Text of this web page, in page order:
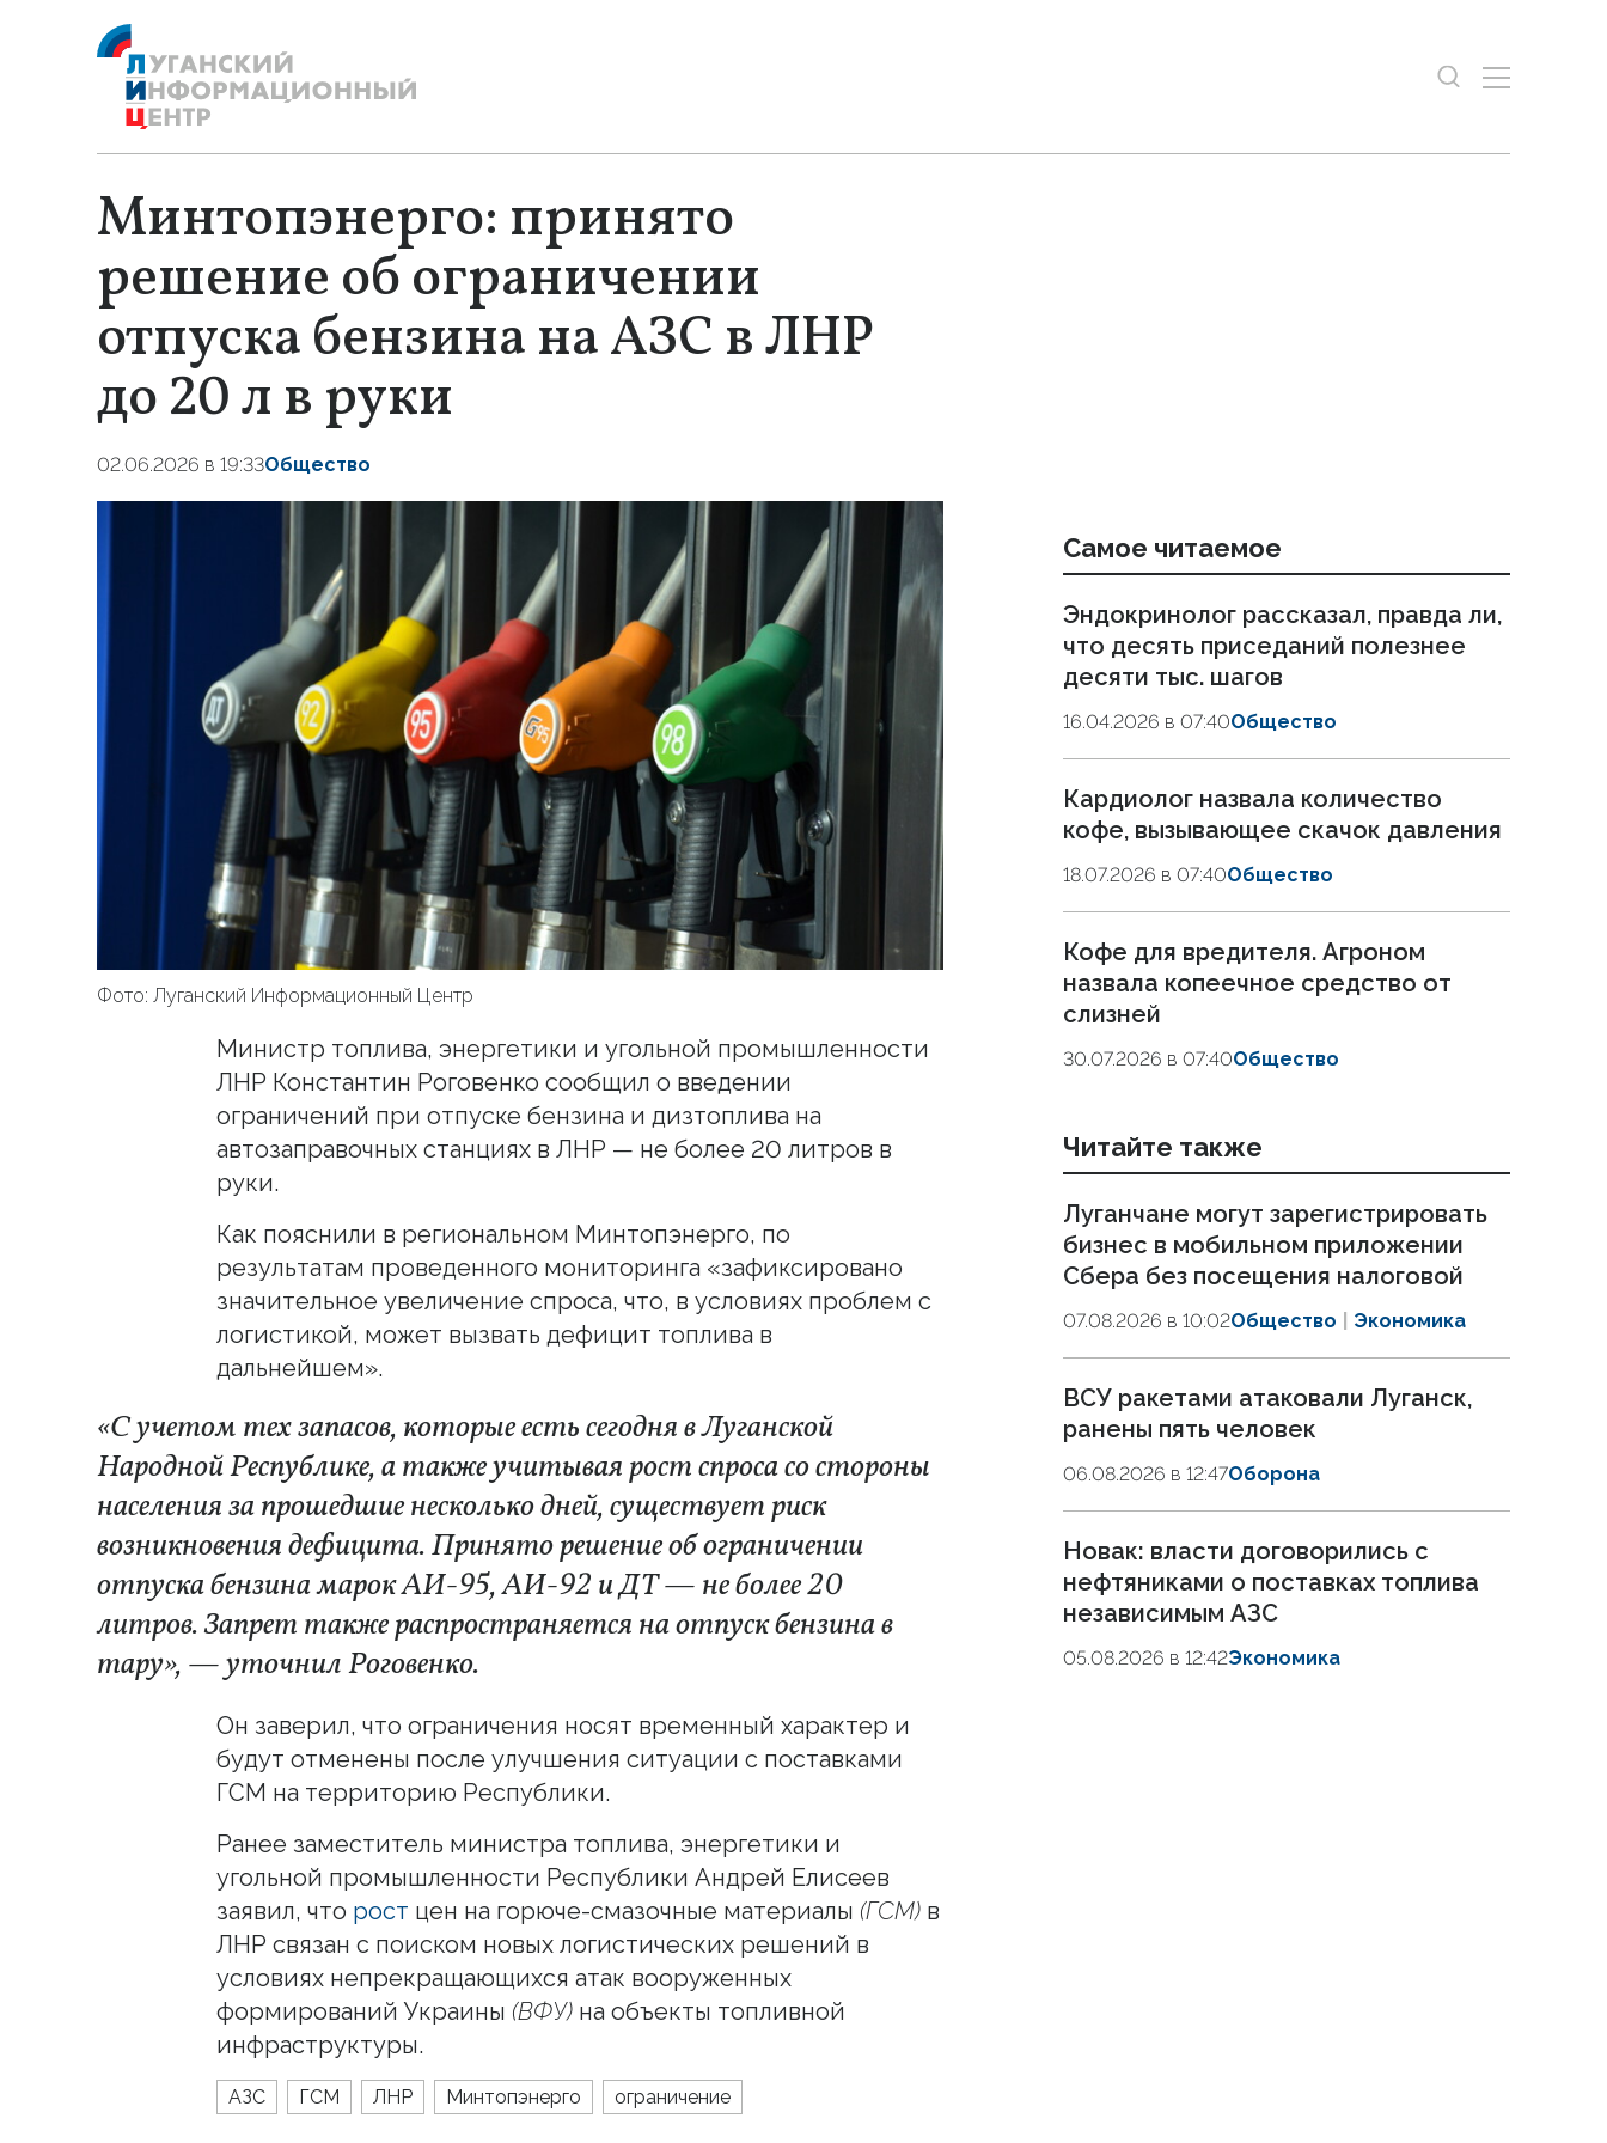
Минтопэнерго: принято
решение об ограничении
отпуска бензина на АЗС в ЛНР
до 20 л в руки
02.06.2026 в 19:33Общество
Фото: Луганский Информационный Центр
Министр топлива, энергетики и угольной промышленности
ЛНР Константин Роговенко сообщил о введении
ограничений при отпуске бензина и дизтоплива на
автозаправочных станциях в ЛНР — не более 20 литров в
руки.
Как пояснили в региональном Минтопэнерго, по
результатам проведенного мониторинга «зафиксировано
значительное увеличение спроса, что, в условиях проблем с
логистикой, может вызвать дефицит топлива в
дальнейшем».
«С учетом тех запасов, которые есть сегодня в Луганской
Народной Республике, а также учитывая рост спроса со стороны
населения за прошедшие несколько дней, существует риск
возникновения дефицита. Принято решение об ограничении
отпуска бензина марок АИ-95, АИ-92 и ДТ — не более 20
литров. Запрет также распространяется на отпуск бензина в
тару», — уточнил Роговенко.
Он заверил, что ограничения носят временный характер и
будут отменены после улучшения ситуации с поставками
ГСМ на территорию Республики.
Ранее заместитель министра топлива, энергетики и
угольной промышленности Республики Андрей Елисеев
заявил, что рост цен на горюче-смазочные материалы (ГСМ) в
ЛНР связан с поиском новых логистических решений в
условиях непрекращающихся атак вооруженных
формирований Украины (ВФУ) на объекты топливной
инфраструктуры.
АЗС ГСМ ЛНР Минтопэнерго ограничение
Самое читаемое
Эндокринолог рассказал, правда ли,
что десять приседаний полезнее
десяти тыс. шагов
16.04.2026 в 07:40Общество
Кардиолог назвала количество
кофе, вызывающее скачок давления
18.07.2026 в 07:40Общество
Кофе для вредителя. Агроном
назвала копеечное средство от
слизней
30.07.2026 в 07:40Общество
Читайте также
Луганчане могут зарегистрировать
бизнес в мобильном приложении
Сбера без посещения налоговой
07.08.2026 в 10:02Общество Экономика
ВСУ ракетами атаковали Луганск,
ранены пять человек
06.08.2026 в 12:47Оборона
Новак: власти договорились с
нефтяниками о поставках топлива
независимым АЗС
05.08.2026 в 12:42Экономика